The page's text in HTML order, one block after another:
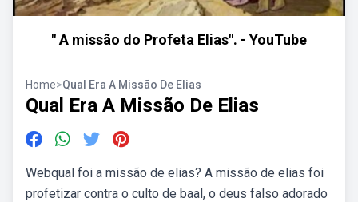
" A missão do Profeta Elias". - YouTube
Home>Qual Era A Missão De Elias
Qual Era A Missão De Elias
Webqual foi a missão de elias? A missão de elias foi
profetizar contra o culto de baal, o deus falso adorado